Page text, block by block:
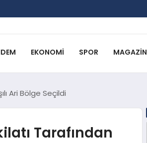
EKONOMI SPOR MAGAZIN
Ari Bölge Seçildi
Tarafından